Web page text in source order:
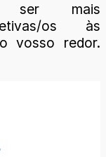
ser mais
os às
vosso redor.